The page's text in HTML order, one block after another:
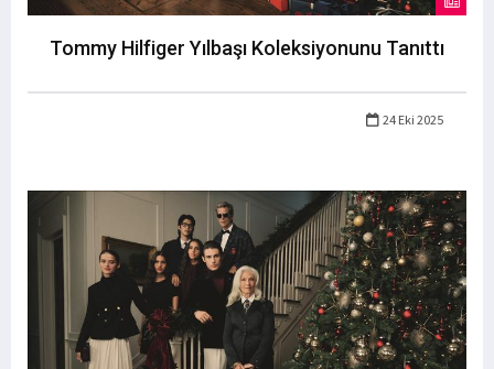
Tommy Hilfiger Yılbaşı Koleksiyonunu Tanıttı
24 Eki 2025